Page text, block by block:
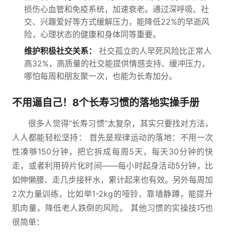
损伤心血管和免疫系统，加速衰老。通过深呼吸、社
交、兴趣爱好等方式缓解压力，能降低22%的早逝风
险，心理状态的健康和身体同等重要。
维护积极社交关系：
社交孤立的人早死风险比正常人
高32%，高质量的社交能提供情感支持、缓冲压力，
哪怕每周和朋友聚一次，也能为长寿加分。
不用逼自己！8个长寿习惯的落地实操手册
很多人觉得“长寿习惯”太复杂，其实只要找对方法，
人人都能轻松坚持： 首先是规律运动的落地：不用一次
性凑够150分钟，把它拆成每周5天，每天30分钟的快
走，或者利用碎片化时间——每小时起身活动5分钟，比
如伸懒腰、走几步接杯水，累计起来也有效。另外每周加
2次力量训练，比如举1-2kg的哑铃、靠墙静蹲，能提升
肌肉量，降低老人跌倒的风险。 其他习惯的实操技巧也
很简单：